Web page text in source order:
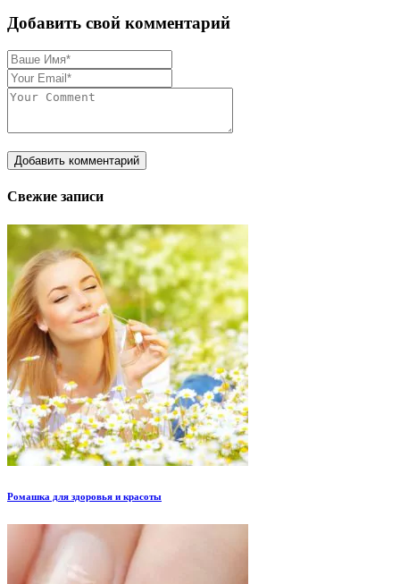
Добавить свой комментарий
Свежие записи
Ромашка для здоровья и красоты